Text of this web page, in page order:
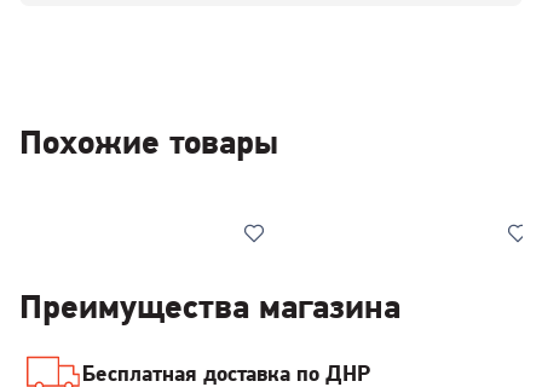
Похожие товары
Преимущества магазина
Бесплатная доставка по ДНР